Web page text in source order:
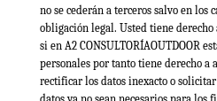
no se cederán a terceros salvo en los
obligación legal. Usted tiene
si en A2 CONSULTORÍAOUTDOOR
personales por tanto tiene derecho a
rectificar los datos inexacto o